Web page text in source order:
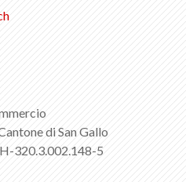
di San Gallo
320.3.002.148-5